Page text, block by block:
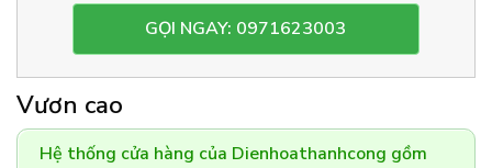
GỌI NGAY: 0971623003
Vươn cao
Hệ thống cửa hàng của Dienhoathanhcong gồm